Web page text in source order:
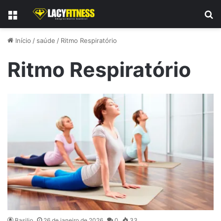
Menu
Início / saúde / Ritmo Respiratório
Ritmo Respiratório